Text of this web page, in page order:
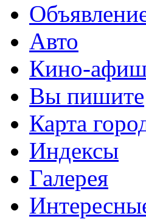
Авто
Кино-
Вы пишите
Карта
Индексы
Галерея